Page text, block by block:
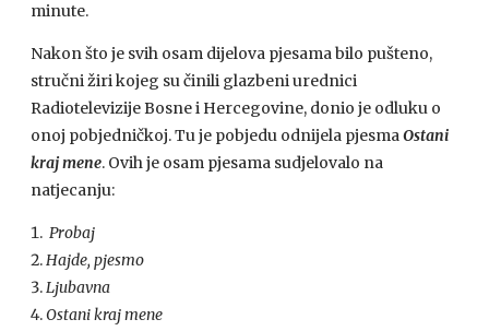
minute.
Nakon što je svih osam dijelova pjesama bilo pušteno,
stručni žiri kojeg su činili glazbeni urednici
Radiotelevizije Bosne i Hercegovine, donio je odluku o
onoj pobjedničkoj. Tu je pobjedu odnijela pjesmaOstani
kraj mene. Ovih je osam pjesama sudjelovalo na
natjecanju:
Probaj
Hajde, pjesmo
Ljubavna
Ostani kraj mene